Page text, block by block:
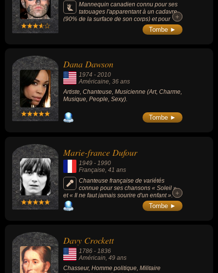
Mannequin canadien connu pour ses
tatouages l'apparentant à un cadavre
(90% de la surface de son corps) et pour
avoir participé à une campagne de publicité
impressionnante qui le métamorphosait.
+
+
Tombe ►
Dana Dawson
1974 - 2010
Américaine, 36 ans
Artiste, Chanteuse, Musicienne (Art, Charme,
Musique, People, Sexy).
Tombe ►
Marie-france Dufour
1949 - 1990
Française , 41 ans
Chanteuse française de variétés
connue pour ses chansons « Soleil »
et « Il ne faut jamais sourire d'un enfant ».
Elle représentera Monaco au Concours
Eurovision 1973 avec la chanson « Un train
+
+
Tombe ►
Davy Crockett
1786 - 1836
Américain, 49 ans
Chasseur, Homme politique, Militaire